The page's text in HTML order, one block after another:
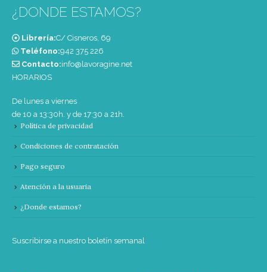
¿DONDE ESTAMOS?
Librería:C/ Cisneros, 69
Teléfono:‭942 375 226‬
Contacto:info@lavoragine.net
HORARIOS
De lunes a viernes
de 10 a 13:30h. y de 17:30 a 21h.
Política de privacidad
Condiciones de contratación
Pago seguro
Atención a la usuaria
¿Donde estamos?
Suscribirse a nuestro boletín semanal